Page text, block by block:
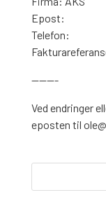
Epost:
Telefon:
———-
Ved endringer
eposten til